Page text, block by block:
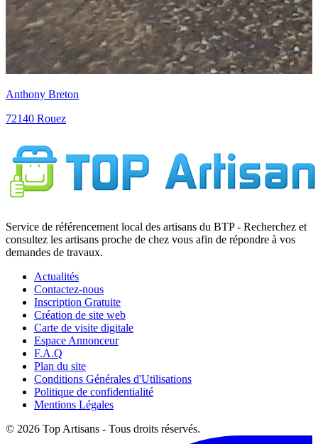
Anthony Breton
72140 Rouez
Service de référencement local des artisans du BTP - Recherchez et
consultez les artisans proche de chez vous afin de répondre à vos
demandes de travaux.
Actualités
Contactez-nous
Inscription Gratuite
Création de site web
Carte de visite digitale
Espace Annonceur
F.A.Q
Plan du site
Conditions Générales d'Utilisations
Politique de confidentialité
Mentions Légales
© 2026 Top Artisans - Tous droits réservés.